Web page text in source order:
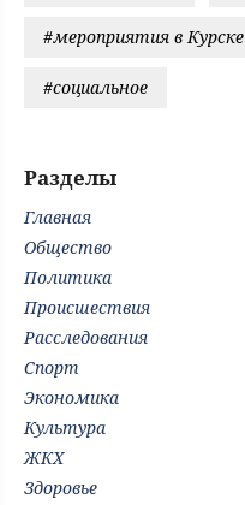
#мероприятия в Курске
#социальное
Разделы
Главная
Общество
Политика
Происшествия
Расследования
Спорт
Экономика
Культура
ЖКХ
Здоровье